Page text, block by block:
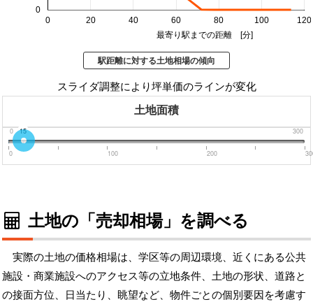
0 20 40 60 80 100 120
0
最寄り駅までの距離 [分]
駅距離に対する土地相場の傾向
スライダ調整により坪単価のラインが変化
土地面積
0 300
15
0 100 200
土地の「売却相場」を調べる
実際の土地の価格相場は、学区等の周辺環境、近くにある公共
施設・商業施設へのアクセス等の立地条件、土地の形状、道路と
の接面方位、日当たり、眺望など、物件ごとの個別要因を考慮す